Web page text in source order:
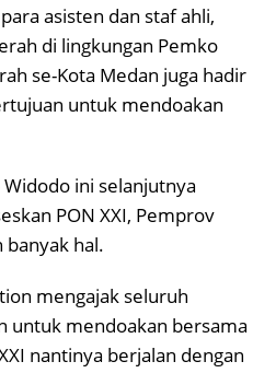
asisten dan staf ahli,
di lingkungan Pemko
se-Kota Medan juga hadir
untuk mendoakan
ini selanjutnya
PON XXI, Pemprov
hal.
mengajak seluruh
untuk mendoakan bersama
nantinya berjalan dengan